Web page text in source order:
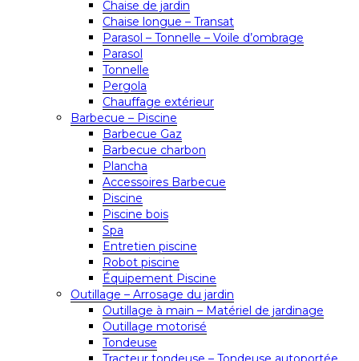
Chaise de jardin
Chaise longue – Transat
Parasol – Tonnelle – Voile d’ombrage
Parasol
Tonnelle
Pergola
Chauffage extérieur
Barbecue – Piscine
Barbecue Gaz
Barbecue charbon
Plancha
Accessoires Barbecue
Piscine
Piscine bois
Spa
Entretien piscine
Robot piscine
Équipement Piscine
Outillage – Arrosage du jardin
Outillage à main – Matériel de jardinage
Outillage motorisé
Tondeuse